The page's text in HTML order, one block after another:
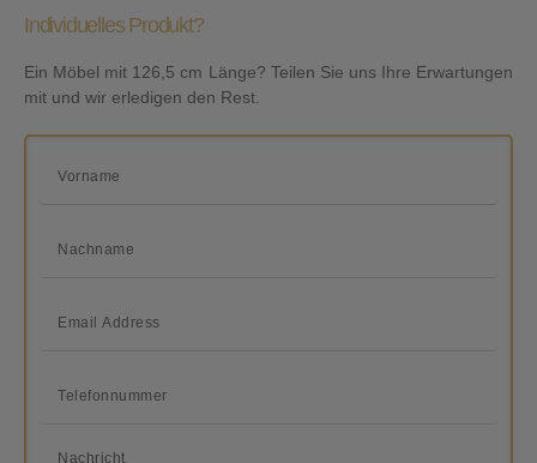
Individuelles Produkt?
Ein Möbel mit 126,5 cm Länge? Teilen Sie uns Ihre Erwartungen
mit und wir erledigen den Rest.